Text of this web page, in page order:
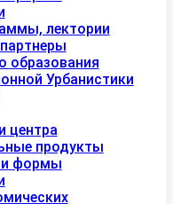
лектории
образования
Урбанистики
центра
продукты
и формы